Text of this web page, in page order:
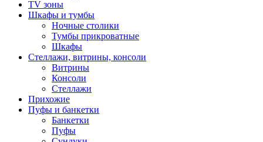
TV зоны
Шкафы и тумбы
Ночные столики
Тумбы прикроватные
Шкафы
Стеллажи, витрины, консоли
Витрины
Консоли
Стеллажи
Прихожие
Пуфы и банкетки
Банкетки
Пуфы